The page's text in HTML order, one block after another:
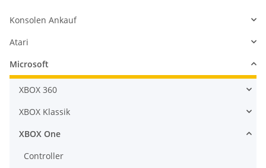
Konsolen Ankauf
Atari
Microsoft
XBOX 360
XBOX Klassik
XBOX One
Controller